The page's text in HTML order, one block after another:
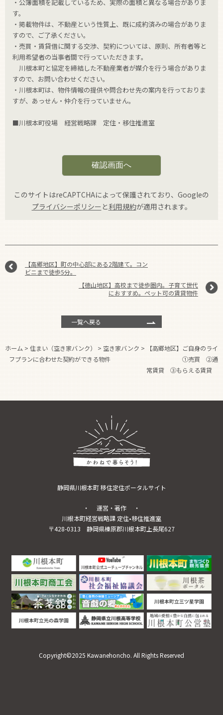
・公簿面積を記載しているため、実際の面積と異なる場合がありま
す。
・掲載物件は、不動産という性質上、既に成約済みの場合がありま
すので、ご了承ください。
・売買・賃貸借に関する交渉、契約については、原則、所有者等と
利用希望者の当事者間で行っていただきます。
川根本町と協定を締結した不動産業者が媒介を行う場合がありま
すので、お問い合わせください。
・川根本町は、物件情報の提供や問合わせ先の案内を行っておりま
すが、あっせん・仲介を行っていません。
■川根本町役場 経営戦略課 定住・移住推進室
このサイトはreCAPTCHAによって保護されており、Googleの
プライバシーポリシー と利用規約が適用されます。
【高郷地区】町の中心部にある2階建て。コン
ビニまで徒歩5分。
【徳山地区】高校まで徒歩圏内。子育て世代
におすすめ。ペット可の賃貸物件
一覧へ戻る
ホーム > 住まい（空き家バンク） > 空き家バンク >
【高郷地区】ご自身のライ
フプランに合わせた契約ができる物件 ①売買 ②通
常賃貸 ③もらえる賃貸
静岡県川根本町 移住定住ポータルサイト
・ 運営・著作 ・
川根本町経営戦略課 定住•移住推進室
〒428-0313 静岡県榛原郡川根本町上長尾627
Copyright©2025 Kawanehoncho. All Rights Reserved